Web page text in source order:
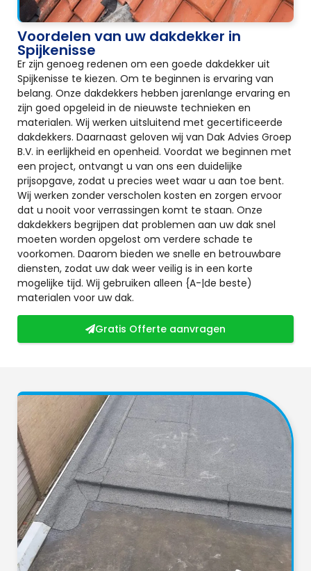
Voordelen van uw dakdekker in
Spijkenisse
Er zijn genoeg redenen om een goede dakdekker uit
Spijkenisse te kiezen. Om te beginnen is ervaring van
belang. Onze dakdekkers hebben jarenlange ervaring en
zijn goed opgeleid in de nieuwste technieken en
materialen. Wij werken uitsluitend met gecertificeerde
dakdekkers. Daarnaast geloven wij van Dak Advies Groep
B.V. in eerlijkheid en openheid. Voordat we beginnen met
een project, ontvangt u van ons een duidelijke
prijsopgave, zodat u precies weet waar u aan toe bent.
Wij werken zonder verscholen kosten en zorgen ervoor
dat u nooit voor verrassingen komt te staan. Onze
dakdekkers begrijpen dat problemen aan uw dak snel
moeten worden opgelost om verdere schade te
voorkomen. Daarom bieden we snelle en betrouwbare
diensten, zodat uw dak weer veilig is in een korte
mogelijke tijd. Wij gebruiken alleen {A-|de beste)
materialen voor uw dak.
Gratis Offerte aanvragen